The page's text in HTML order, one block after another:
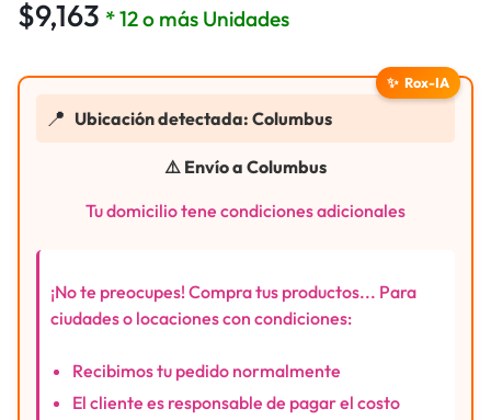
$9,163 * 12 o más Unidades
✨ Rox-IA
📍 Ubicación detectada: Columbus
⚠️ Envío a Columbus
Tu domicilio tene condiciones adicionales
¡No te preocupes! Compra tus productos... Para
ciudades o locaciones con condiciones:
Recibimos tu pedido normalmente
El cliente es responsable de pagar el costo